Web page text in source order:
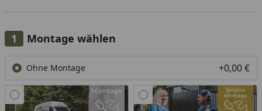
Montage wählen
Ohne Montage +0,00 €